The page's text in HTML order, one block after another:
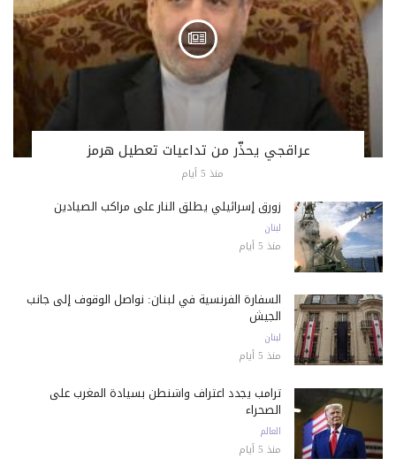
عراقجي يحذّر من تداعيات تعطيل هرمز
منذ 5 أيام
زورق إسرائيلي يطلق النار على مراكب الصيادين
لبنان
منذ 5 أيام
السفارة الفرنسية في لبنان: نواصل الوقوف إلى جانب
الجيش
لبنان
منذ 5 أيام
ترامب يجدد اعتراف واشنطن بسيادة المغرب على
الصحراء
العالم
منذ 5 أيام